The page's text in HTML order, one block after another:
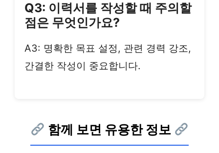
Q3: 이력서를 작성할 때 주의할
점은 무엇인가요?
A3: 명확한 목표 설정, 관련 경력 강조,
간결한 작성이 중요합니다.
함께 보면 유용한 정보